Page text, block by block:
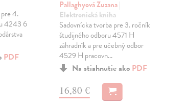
4.
4243 6
PDF
Pallaghyová Zuzana|
Elektronická kniha
Sadovnícka tvorba pre 3. ročník
študijného odboru 4571 H
záhradník a pre učebný odbor
4529 H pracovn...
Na stiahnutie ako PDF
16,80 €